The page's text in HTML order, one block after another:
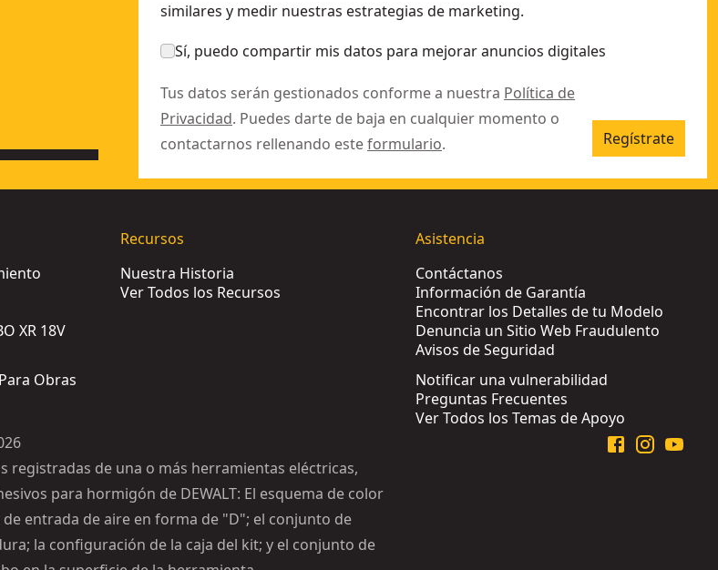
similares y medir nuestras estrategias de marketing.
Sí, puedo compartir mis datos para mejorar anuncios digitales
Tus datos serán gestionados conforme a nuestra Política de
Privacidad. Puedes darte de baja en cualquier momento o
contactarnos rellenando esteformulario. Regístrate
XR 18V
Obras
Recursos
Nuestra Historia
Ver Todos los Recursos
Asistencia
Contáctanos
Información de Garantía
Encontrar los Detalles de tu Modelo
Denuncia un Sitio Web Fraudulento
Avisos de Seguridad
Notificar una vulnerabilidad
Preguntas Frecuentes
Ver Todos los Temas de Apoyo
registradas de una o más herramientas eléctricas,
para hormigón de DEWALT: El esquema de color
entrada de aire en forma de "D"; el conjunto de
la configuración de la caja del kit; y el conjunto de